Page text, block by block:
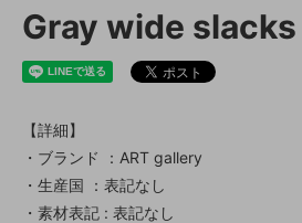
Gray wide
【詳細】
・ブランド ：ART gallery
・生産国 ：表記なし
・素材表記 : 表記なし